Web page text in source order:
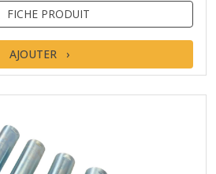
FICHE PRODUIT
AJOUTER